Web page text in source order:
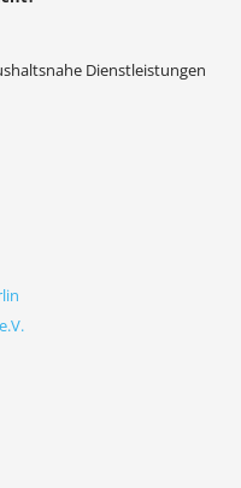
Dienstleistungen